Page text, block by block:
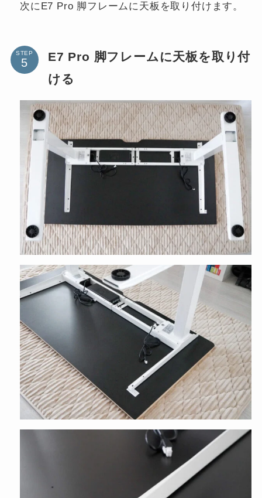
次にE7 Pro 脚フレームに天板を取り付けます。
STEP
E7 Pro 脚フレームに天板を取り付
ける